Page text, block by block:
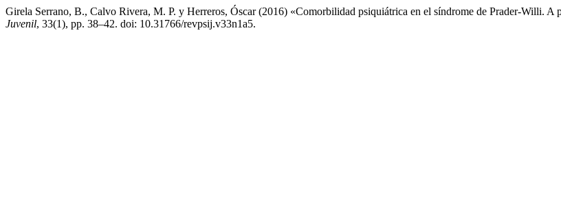
Girela Serrano, B., Calvo Rivera, M. P. y Herreros, Óscar (2016) «Comorbilidad psiquiátrica en el síndrome de Prader-Willi. A
Juvenil, 33(1), pp. 38–42. doi: 10.31766/revpsij.v33n1a5.